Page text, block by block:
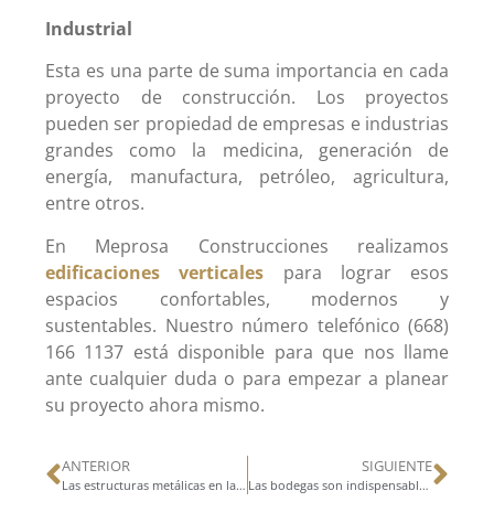
Industrial
Esta es una parte de suma importancia en cada
proyecto de construcción. Los proyectos
pueden ser propiedad de empresas e industrias
grandes como la medicina, generación de
energía, manufactura, petróleo, agricultura,
entre otros.
En Meprosa Construcciones realizamos
edificaciones verticales para lograr esos
espacios confortables, modernos y
sustentables. Nuestro número telefónico (668)
166 1137 está disponible para que nos llame
ante cualquier duda o para empezar a planear
su proyecto ahora mismo.
ANTERIOR
Las estructuras metálicas en la construcción moderna
SIGUIENTE
Las bodegas son indispensables en las cadenas de suministro